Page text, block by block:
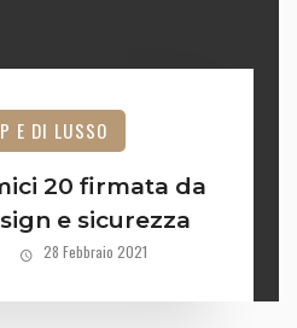
E DI LUSSO
20 firmata da
e sicurezza
28 Febbraio 2021